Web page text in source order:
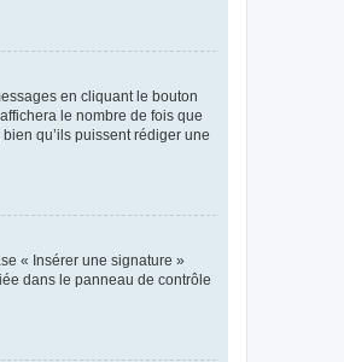
en cliquant le bouton
le nombre de fois que
qu’ils puissent rédiger une
« Insérer une signature »
dans le panneau de contrôle